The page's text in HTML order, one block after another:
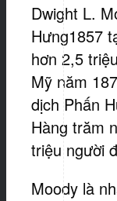
Dwight L.
Hưng1857
hơn 2,5
Mỹ năm
dịch Phấn
Hàng trăm
triệu người
Moody là